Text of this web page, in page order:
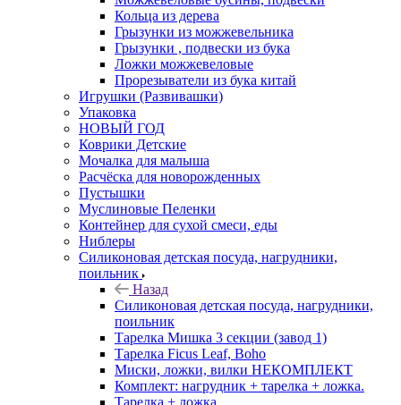
Кольца из дерева
Грызунки из можжевельника
Грызунки , подвески из бука
Ложки можжевеловые
Прорезыватели из бука китай
Игрушки (Развивашки)
Упаковка
НОВЫЙ ГОД
Коврики Детские
Мочалка для малыша
Расчёска для новорожденных
Пустышки
Муслиновые Пеленки
Контейнер для сухой смеси, еды
Ниблеры
Силиконовая детская посуда, нагрудники,
поильник
Назад
Силиконовая детская посуда, нагрудники,
поильник
Тарелка Мишка 3 секции (завод 1)
Тарелка Ficus Leaf, Boho
Миски, ложки, вилки НЕКОМПЛЕКТ
Комплект: нагрудник + тарелка + ложка.
Тарелка + ложка